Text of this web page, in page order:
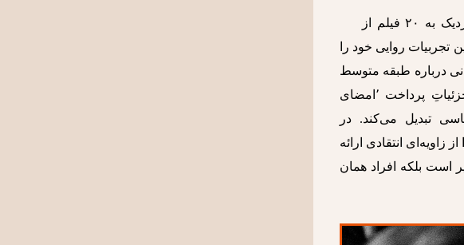
خود فاسبیندر می‌گوید در سال ۱۹۷۱ و پس از فیلم «از فاحشه مقدس درهراس باش» نزدیک به ۲۰ فیلم از
روایی خود را
«تاجر چهار فصل» که اولین فیلم این دوره سینمای فاسبیندر است٬ داستانی درباره طبقه متوسط
است که با آنکه در شکل روایت از ملودرامهای سیرک تأثیر بسیار گرفته‌است ولی در جزئیاتِ پرداخت ٬امضای
تبدیل می‌کند. در
نگاهش به طبقه متوسط را از زاویه‌ای انتقادی ارائه
تحت ستم و فقیر است بلکه افراد همان